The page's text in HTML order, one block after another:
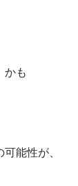
かも
能性が、